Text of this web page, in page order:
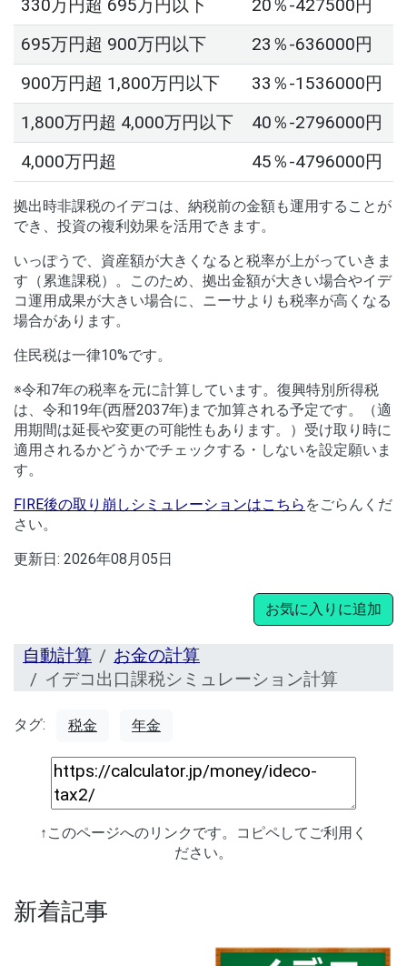
330万円超 695万円以下
20％-427500円
695万円超 900万円以下
23％-636000円
900万円超 1,800万円以下
33％-1536000円
1,800万円超 4,000万円以下
40％-2796000円
4,000万円超
45％-4796000円
拠出時非課税のイデコは、納税前の金額も運用することが
でき、投資の複利効果を活用できます。
いっぽうで、資産額が大きくなると税率が上がっていきま
す（累進課税）。このため、拠出金額が大きい場合やイデ
コ運用成果が大きい場合に、ニーサよりも税率が高くなる
場合があります。
住民税は一律10%です。
※令和7年の税率を元に計算しています。復興特別所得税
は、令和19年(西暦2037年)まで加算される予定です。（適
用期間は延長や変更の可能性もあります。）受け取り時に
適用されるかどうかでチェックする・しないを設定願いま
す。
FIRE後の取り崩しシミュレーションはこちら をごらんくだ
さい。
更新日: 2026年08月05日
お気に入りに追加
自動計算
お金の計算
イデコ出口課税シミュレーション計算
タグ: 税金 年金
↑このページへのリンクです。コピペしてご利用く
ださい。
新着記事